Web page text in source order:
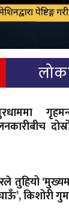
तुहियो
किशोरी